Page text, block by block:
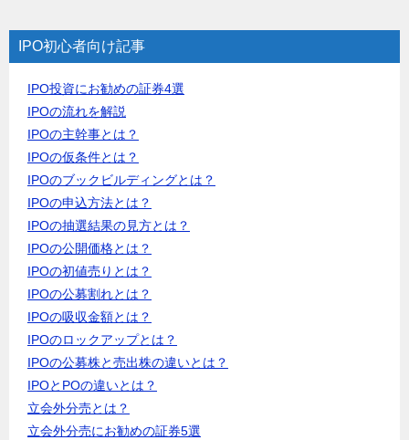
IPO初心者向け記事
IPO投資にお勧めの証券4選
IPOの流れを解説
IPOの主幹事とは？
IPOの仮条件とは？
IPOのブックビルディングとは？
IPOの申込方法とは？
IPOの抽選結果の見方とは？
IPOの公開価格とは？
IPOの初値売りとは？
IPOの公募割れとは？
IPOの吸収金額とは？
IPOのロックアップとは？
IPOの公募株と売出株の違いとは？
IPOとPOの違いとは？
立会外分売とは？
立会外分売にお勧めの証券5選